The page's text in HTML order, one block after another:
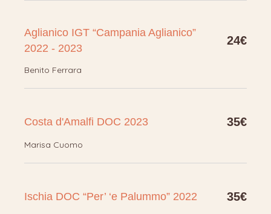
Aglianico IGT “Campania Aglianico”
2022 - 2023
24€
Benito Ferrara
Costa d'Amalfi DOC 2023 35€
Marisa Cuomo
Ischia DOC “Per’ ‘e Palummo” 2022 35€